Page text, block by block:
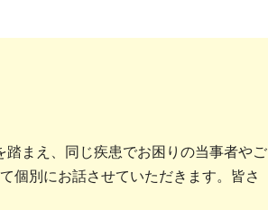
まえ、同じ疾患でお困りの当事者やご
個別にお話させていただきます。皆さ